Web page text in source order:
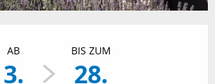
AB
3.
BIS ZUM
28.